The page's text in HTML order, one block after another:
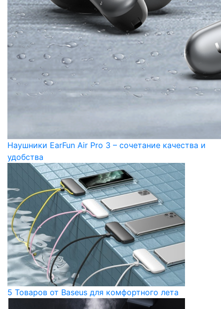
Наушники EarFun Air Pro 3 – сочетание качества и
удобства
5 Товаров от Baseus для комфортного лета